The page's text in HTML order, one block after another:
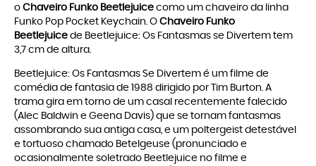
o Chaveiro Funko Beetlejuice como um chaveiro da linha
Funko Pop Pocket Keychain. O Chaveiro Funko
Beetlejuice de Beetlejuice: Os Fantasmas se Divertem tem
3,7 cm de altura.
Beetlejuice: Os Fantasmas Se Divertem é um filme de
comédia de fantasia de 1988 dirigido por Tim Burton. A
trama gira em torno de um casal recentemente falecido
(Alec Baldwin e Geena Davis) que se tornam fantasmas
assombrando sua antiga casa, e um poltergeist detestável
e tortuoso chamado Betelgeuse (pronunciado e
ocasionalmente soletrado Beetlejuice no filme e